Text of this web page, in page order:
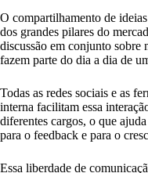
O compartilhamento de
dos grandes pilares do
discussão em conjunto sobre
fazem parte do dia a dia de
Todas as redes sociais e as
interna facilitam essa
diferentes cargos, o que
para o feedback e para o
Essa liberdade de